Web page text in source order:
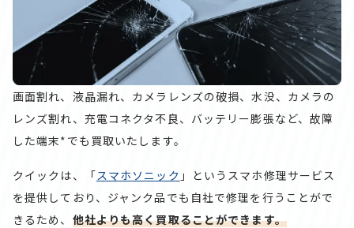
画面割れ、液晶漏れ、カメラレンズの破損、水没、カメラの
レンズ割れ、充電コネクタ不良、バッテリー膨張など、故障
した端末*でも買取いたします。
クイックは、「スマホソニック 」というスマホ修理サービス
を提供しており、ジャンク品でも自社で修理を行うことがで
きるため、 他社よりも高く買取ることができます。